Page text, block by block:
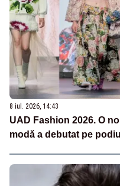
8 iul. 2026, 14:43
UAD Fashion 2026. O
modă a debutat pe